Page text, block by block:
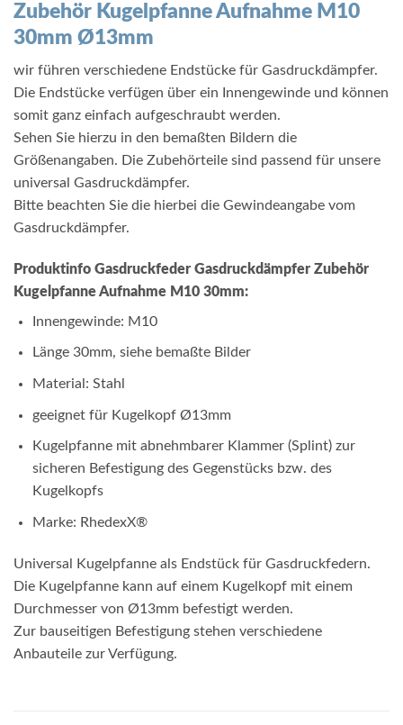
Zubehör Kugelpfanne Aufnahme M10
30mm Ø13mm
wir führen verschiedene Endstücke für Gasdruckdämpfer.
Die Endstücke verfügen über ein Innengewinde und können
somit ganz einfach aufgeschraubt werden.
Sehen Sie hierzu in den bemaßten Bildern die
Größenangaben. Die Zubehörteile sind passend für unsere
universal Gasdruckdämpfer.
Bitte beachten Sie die hierbei die Gewindeangabe vom
Gasdruckdämpfer.
Produktinfo Gasdruckfeder Gasdruckdämpfer Zubehör
Kugelpfanne Aufnahme M10 30mm:
Innengewinde: M10
Länge 30mm, siehe bemaßte Bilder
Material: Stahl
geeignet für Kugelkopf Ø13mm
Kugelpfanne mit abnehmbarer Klammer (Splint) zur
sicheren Befestigung des Gegenstücks bzw. des
Kugelkopfs
Marke: RhedexX®
Universal Kugelpfanne als Endstück für Gasdruckfedern.
Die Kugelpfanne kann auf einem Kugelkopf mit einem
Durchmesser von Ø13mm befestigt werden.
Zur bauseitigen Befestigung stehen verschiedene
Anbauteile zur Verfügung.